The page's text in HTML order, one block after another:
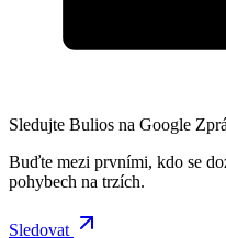
Sledujte Bulios na Google
Buďte mezi prvními, kdo se
pohybech na trzích.
Sledovat